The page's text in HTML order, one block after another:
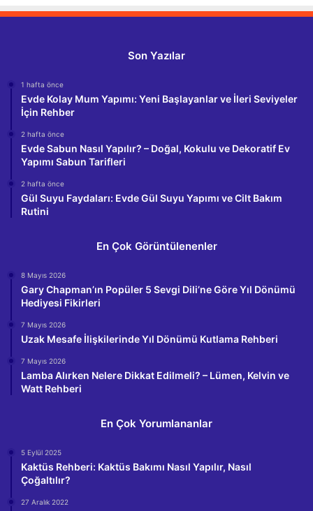
Son Yazılar
1 hafta önce
Evde Kolay Mum Yapımı: Yeni Başlayanlar ve İleri Seviyeler
İçin Rehber
2 hafta önce
Evde Sabun Nasıl Yapılır? – Doğal, Kokulu ve Dekoratif Ev
Yapımı Sabun Tarifleri
2 hafta önce
Gül Suyu Faydaları: Evde Gül Suyu Yapımı ve Cilt Bakım
Rutini
En Çok Görüntülenenler
8 Mayıs 2026
Gary Chapman’ın Popüler 5 Sevgi Dili’ne Göre Yıl Dönümü
Hediyesi Fikirleri
7 Mayıs 2026
Uzak Mesafe İlişkilerinde Yıl Dönümü Kutlama Rehberi
7 Mayıs 2026
Lamba Alırken Nelere Dikkat Edilmeli? – Lümen, Kelvin ve
Watt Rehberi
En Çok Yorumlananlar
5 Eylül 2025
Kaktüs Rehberi: Kaktüs Bakımı Nasıl Yapılır, Nasıl
Çoğaltılır?
27 Aralık 2022